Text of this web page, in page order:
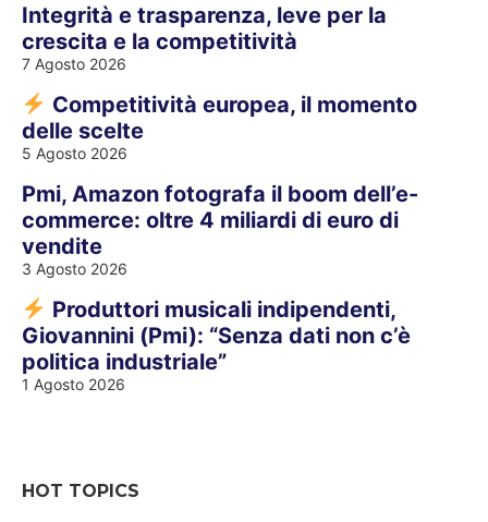
Integrità e trasparenza, leve per la
crescita e la competitività
7 Agosto 2026
Competitività europea, il momento
delle scelte
5 Agosto 2026
Pmi, Amazon fotografa il boom dell’e-
commerce: oltre 4 miliardi di euro di
vendite
3 Agosto 2026
Produttori musicali indipendenti,
Giovannini (Pmi): “Senza dati non c’è
politica industriale”
1 Agosto 2026
HOT TOPICS